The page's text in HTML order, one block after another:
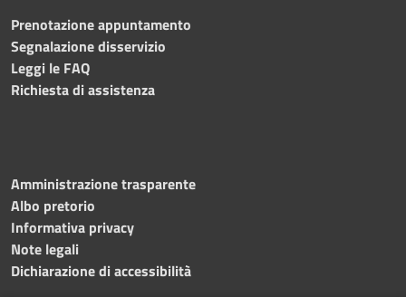
Prenotazione appuntamento
Segnalazione disservizio
Leggi le FAQ
Richiesta di assistenza
Amministrazione trasparente
Albo pretorio
Informativa privacy
Note legali
Dichiarazione di accessibilità